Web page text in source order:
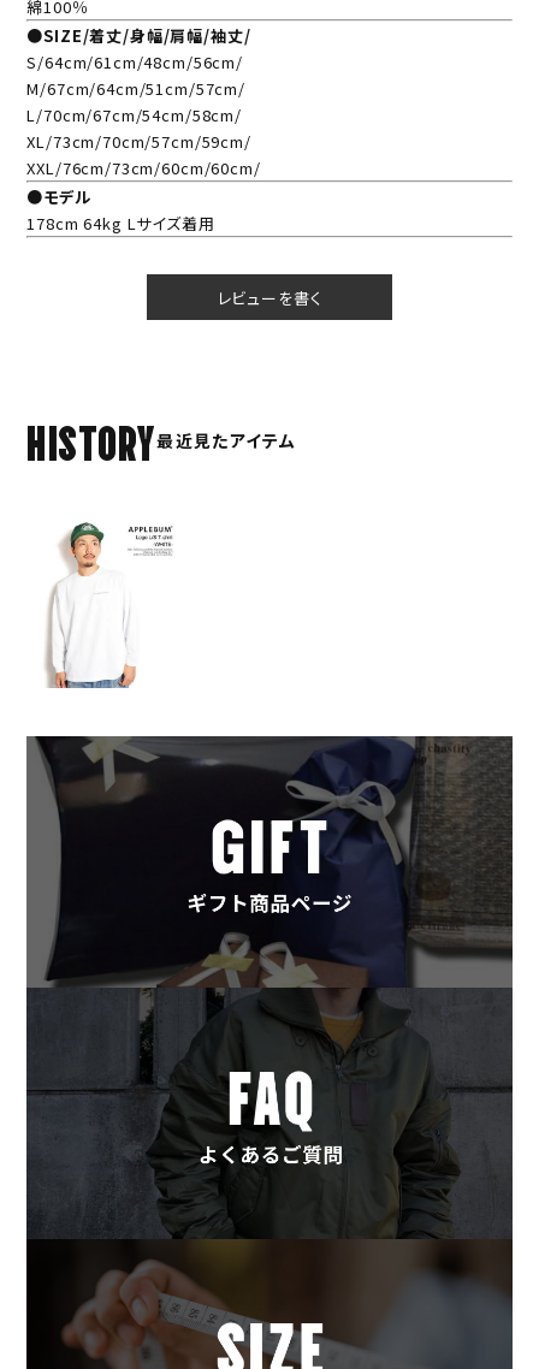
綿100％
●SIZE/着丈/身幅/肩幅/袖丈/
S/64cm/61cm/48cm/56cm/
M/67cm/64cm/51cm/57cm/
L/70cm/67cm/54cm/58cm/
XL/73cm/70cm/57cm/59cm/
XXL/76cm/73cm/60cm/60cm/
●モデル
178cm 64kg Lサイズ着用
レビューを書く
HISTORY最近見たアイテム